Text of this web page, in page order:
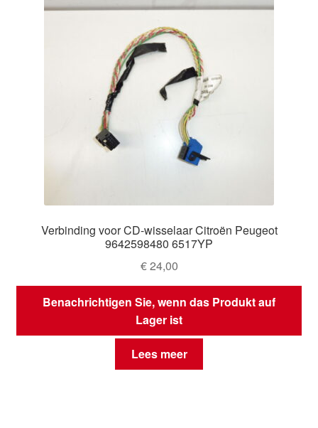
Verbinding voor CD-wisselaar Citroën Peugeot
9642598480 6517YP
€24,00
Benachrichtigen Sie, wenn das Produkt auf
Lager ist
Lees meer